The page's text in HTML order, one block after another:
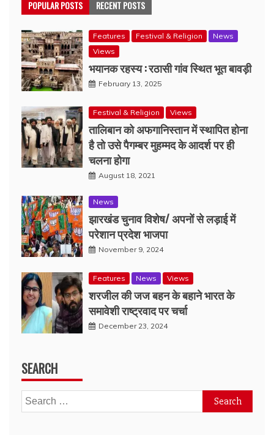
POPULAR POSTS RECENT POSTS
Features Festival & Religion
News
Views
भयानक रहस्य : रठासी गांव स्थित भूत बावड़ी
February 13, 2025
Festival & Religion Views
तालिबान को अफगानिस्तान में स्थापित होना
है तो उसे पैगम्बर मुहम्मद के आदर्श पर ही
चलना होगा
August 18, 2021
News
झारखंड चुनाव विशेष/ अपनों से लड़ाई में
परेशान प्रदेश भाजपा
November 9, 2024
Features News Views
शरजील की जज बहन के बहाने भारत के
समावेशी राष्ट्रवाद पर चर्चा
December 23, 2024
SEARCH
Search
for: